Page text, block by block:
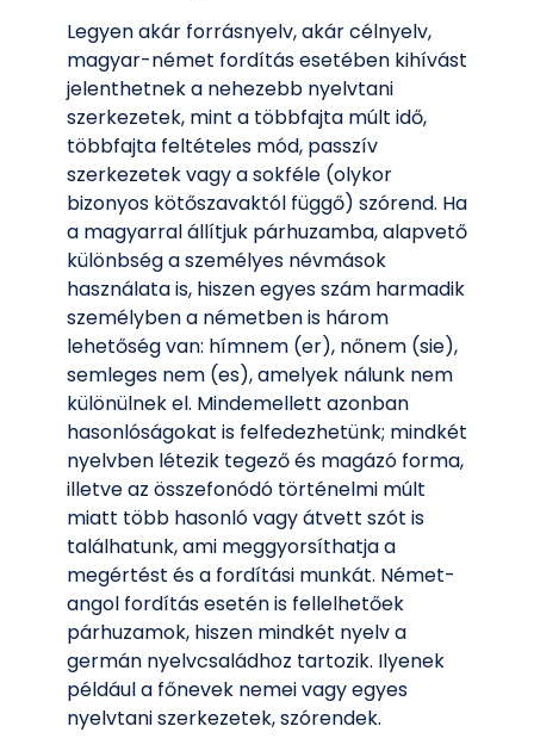
Legyen akár forrásnyelv, akár célnyelv,
magyar-német fordítás esetében kihívást
jelenthetnek a nehezebb nyelvtani
szerkezetek, mint a többfajta múlt idő,
többfajta feltételes mód, passzív
szerkezetek vagy a sokféle (olykor
bizonyos kötőszavaktól függő) szórend. Ha
a magyarral állítjuk párhuzamba, alapvető
különbség a személyes névmások
használata is, hiszen egyes szám harmadik
személyben a németben is három
lehetőség van: hímnem (er), nőnem (sie),
semleges nem (es), amelyek nálunk nem
különülnek el. Mindemellett azonban
hasonlóságokat is felfedezhetünk; mindkét
nyelvben létezik tegező és magázó forma,
illetve az összefonódó történelmi múlt
miatt több hasonló vagy átvett szót is
találhatunk, ami meggyorsíthatja a
megértést és a fordítási munkát. Német-
angol fordítás esetén is fellelhetőek
párhuzamok, hiszen mindkét nyelv a
germán nyelvcsaládhoz tartozik. Ilyenek
például a főnevek nemei vagy egyes
nyelvtani szerkezetek, szórendek.